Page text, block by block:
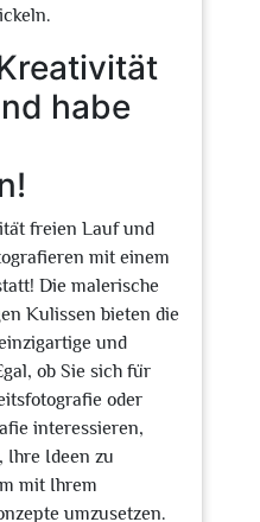
habe
freien Lauf und
mit einem
Die malerische
Kulissen bieten die
und
ob Sie sich für
oder
interessieren,
Ihre Ideen zu
mit Ihrem
umzusetzen.